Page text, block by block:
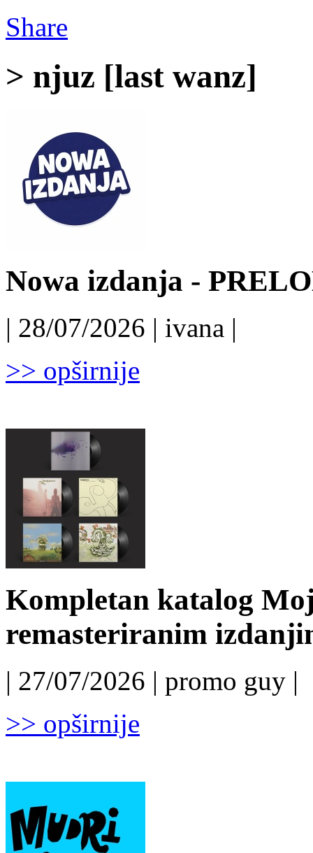
Share
> njuz [last wanz]
Nowa izdanja -
| 28/07/2026 | ivana |
>> opširnije
Kompletan katalog
remasteriranim
| 27/07/2026 | promo guy |
>> opširnije